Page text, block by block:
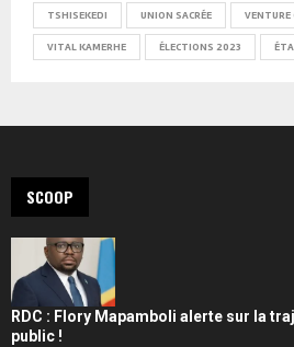
TSHISEKEDI UNION SACRÉE VENTURE
VITAL KAMERHE ÉLECTIONS 2023
SCOOP
RDC : Flory Mapamboli alerte sur la
public !